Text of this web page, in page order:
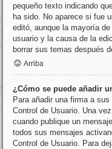
pequeño texto indicando
ha sido. No aparece si fue
editó, aunque la mayoría
usuario y la causa de la
borrar sus temas después
Arriba
¿Cómo se puede añadir
Para añadir una firma a
Control de Usuario. Una
cuando publique un
todos sus mensajes
Control de Usuario. Para